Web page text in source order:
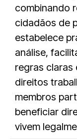
combinando
cidadãos de
estabelece
análise,
regras claras
direitos
membros
beneficiar
vivem